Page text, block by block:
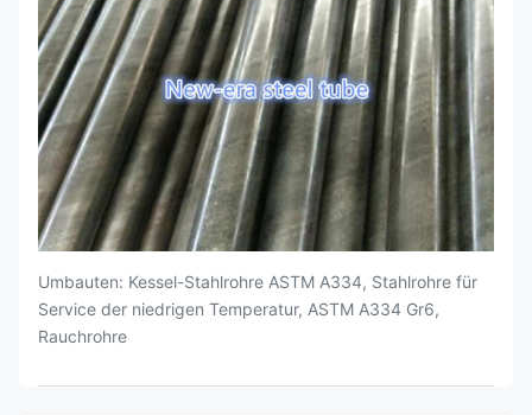
Umbauten: Kessel-Stahlrohre ASTM A334, Stahlrohre für
Service der niedrigen Temperatur, ASTM A334 Gr6,
Rauchrohre